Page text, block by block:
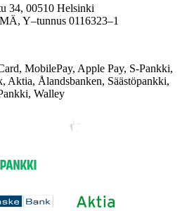
34, 00510 Helsinki
Y–tunnus 0116323–1
MobilePay, Apple Pay, S-Pankki,
Aktia, Ålandsbanken, Säästöpankki,
Walley